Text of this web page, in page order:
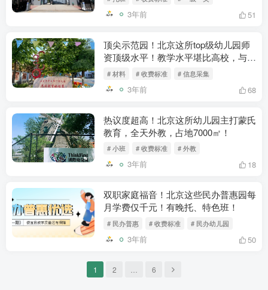
3年前 51
顶尖示范园！北京这所top级幼儿园师
资顶级水平！教学水平堪比高校，与多
所大学的合作交流！
# 材料 # 收费标准 # 信息采集
3年前 68
热议度超高！北京这所幼儿园主打蒙氏
教育，全天外教，占地7000㎡！
# 小班 # 收费标准 # 外教
3年前 18
双职家庭福音！北京这些民办普惠园每
月学费仅千元！有晚托、特色班！
# 民办普惠 # 收费标准 # 民办幼儿园
3年前 50
1 2 6